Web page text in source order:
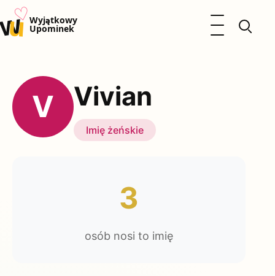
u♡Wyjątkowy
Upominek
Otwórz menu
Kalendarz Imienin
Kobieta
Okazje
Katalog prezentów
V Vivian
Imię żeńskie
3
osób nosi to imię